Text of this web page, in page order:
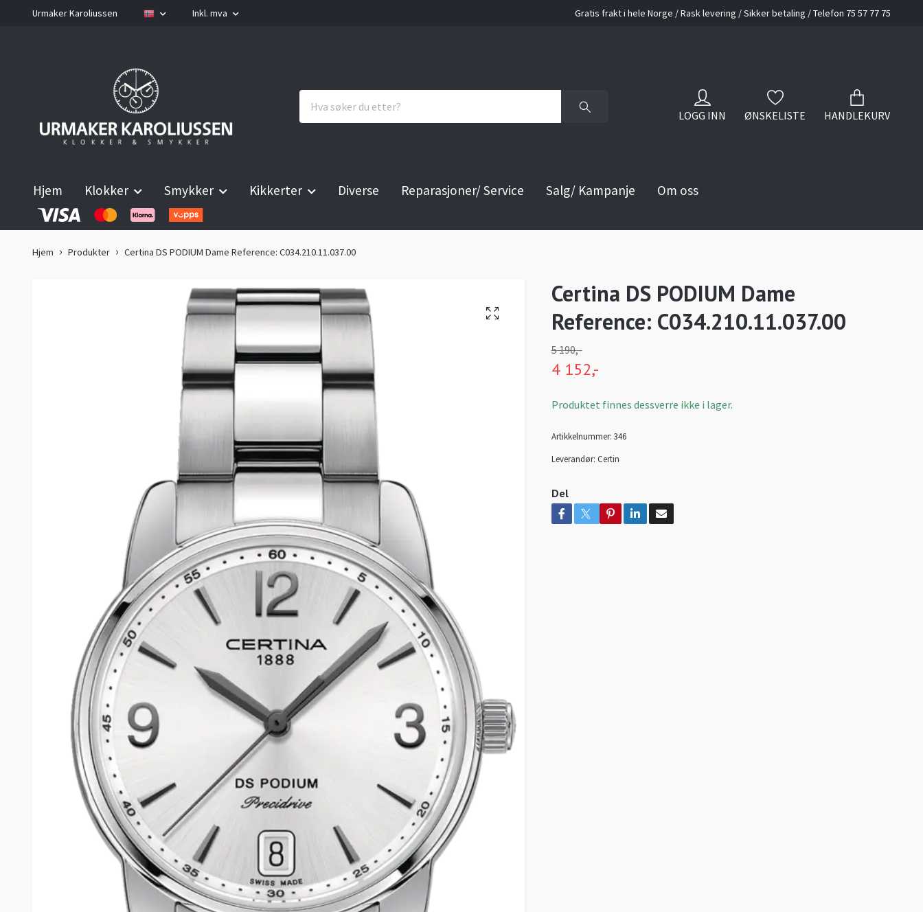
Urmaker Karoliussen Inkl. mva Gratis frakt i hele Norge / Rask levering / Sikker betaling / Telefon 75 57 77 75
LOGG INN ØNSKELISTE HANDLEKURV
Hjem Klokker Smykker Kikkerter Diverse Reparasjoner/ Service Salg/ Kampanje Om oss
Hjem Produkter Certina DS PODIUM Dame Reference: C034.210.11.037.00
Certina DS PODIUM Dame
Reference: C034.210.11.037.00
5 190,-
4 152,-
Produktet finnes dessverre ikke i lager.
Artikkelnummer: 346
Leverandør: Certin
Del